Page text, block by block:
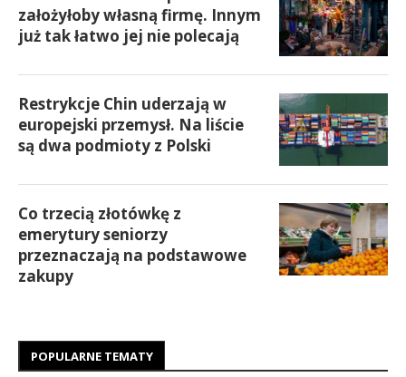
założyłoby własną firmę. Innym
już tak łatwo jej nie polecają
Restrykcje Chin uderzają w
europejski przemysł. Na liście
są dwa podmioty z Polski
Co trzecią złotówkę z
emerytury seniorzy
przeznaczają na podstawowe
zakupy
POPULARNE TEMATY